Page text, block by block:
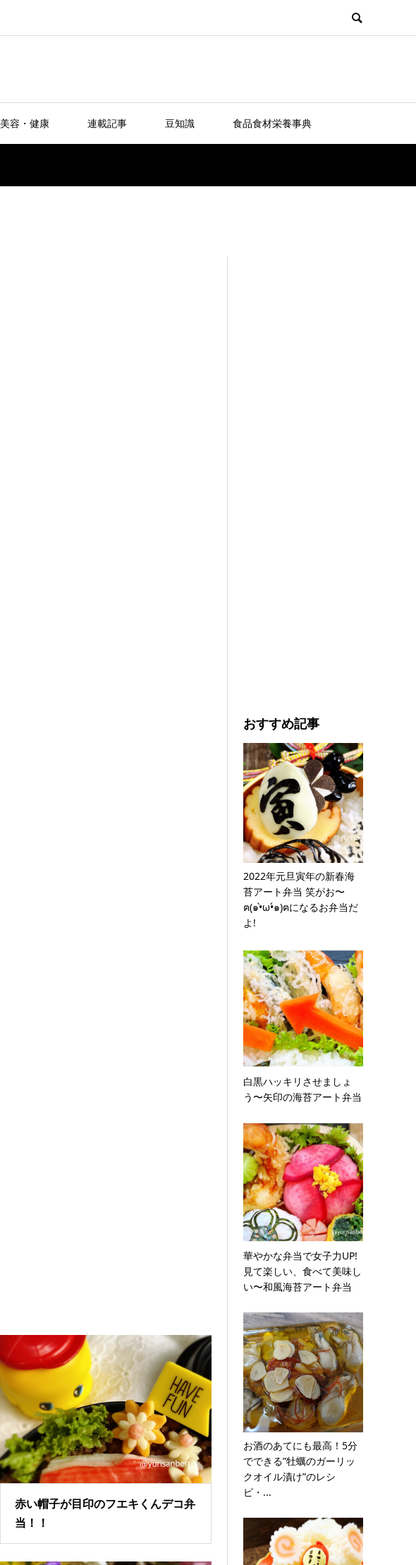
美容・健康 連載記事 豆知識 食品食材栄養事典
赤い帽子が目印のフエキくんデコ弁
当！！
おすすめ記事
2022年元旦寅年の新春海
苔アート弁当 笑がお〜
ฅ(๑•̀ω•́๑)ฅになるお弁当だ
よ!
白黒ハッキリさせましょ
う〜矢印の海苔アート弁当
華やかな弁当で女子力UP!
見て楽しい、食べて美味し
い〜和風海苔アート弁当
お酒のあてにも最高！5分
でできる”牡蠣のガーリッ
クオイル漬け”のレシ
ピ・...